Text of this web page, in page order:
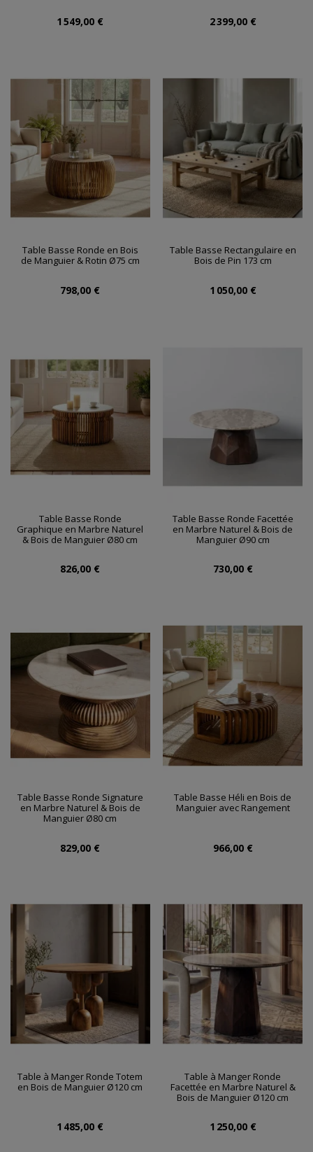
1 549,00 € 2 399,00 €
Table Basse Ronde en Bois
de Manguier & Rotin Ø75 cm
798,00 €
Table Basse Rectangulaire en
Bois de Pin 173 cm
1 050,00 €
Table Basse Ronde
Graphique en Marbre Naturel
& Bois de Manguier Ø80 cm
826,00 €
Table Basse Ronde Facettée
en Marbre Naturel & Bois de
Manguier Ø90 cm
730,00 €
Table Basse Ronde Signature
en Marbre Naturel & Bois de
Manguier Ø80 cm
829,00 €
Table Basse Héli en Bois de
Manguier avec Rangement
966,00 €
Table à Manger Ronde Totem
en Bois de Manguier Ø120 cm
1 485,00 €
Table à Manger Ronde
Facettée en Marbre Naturel &
Bois de Manguier Ø120 cm
1 250,00 €